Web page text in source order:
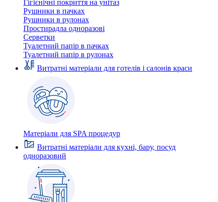
Гігієнічні покриття на унітаз
Рушники в пачках
Рушники в рулонах
Простирадла одноразові
Серветки
Туалетний папір в пачках
Туалетний папір в рулонах
Витратні матеріали для готелів і салонів краси
Матеріали для SPA процедур
Витратні матеріали для кухні, бару, посуд
одноразовий